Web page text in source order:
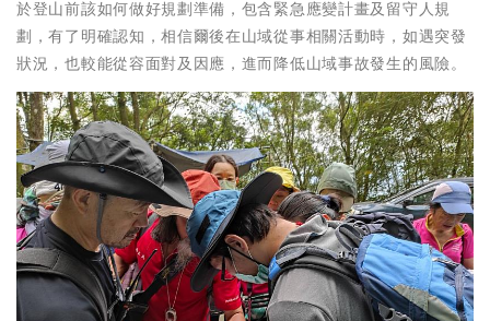
於登山前該如何做好規劃準備，包含緊急應變計畫及留守人規
劃，有了明確認知，相信爾後在山域從事相關活動時，如遇突發
狀況，也較能從容面對及因應，進而降低山域事故發生的風險。